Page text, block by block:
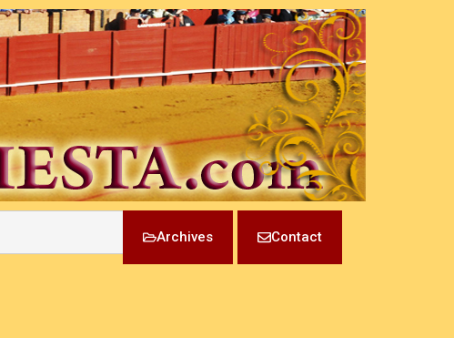
Archives Contact